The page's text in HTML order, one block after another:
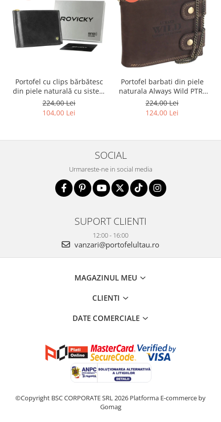
Portofel cu clips bărbătesc
din piele naturală cu sistem
RFID - Rovicky PTR-N1908-
RVT-9799 BLACK
224,00 Lei
104,00 Lei
Portofel barbati din piele
naturala Always Wild PTR-
2900-BIC
224,00 Lei
124,00 Lei
SOCIAL
Urmareste-ne in social media
SUPORT CLIENTI
12:00 - 16:00
vanzari@portofelultau.ro
MAGAZINUL MEU
CLIENTI
DATE COMERCIALE
©Copyright BSC CORPORATE SRL 2026 Platforma E-commerce by
Gomag